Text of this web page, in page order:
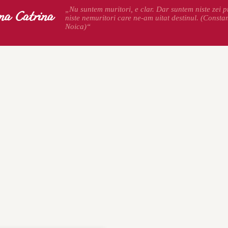
Catrina
„Nu suntem muritori, e clar. Dar suntem niste zei
niste nemuritori care ne-am uitat destinul.
Noica)“